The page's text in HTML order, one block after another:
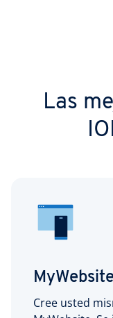
Las
MyWebsite
Cree usted